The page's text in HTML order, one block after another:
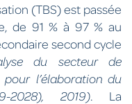
(TBS) est passée
de 91 % à 97 % au
second cycle
du secteur de
l’élaboration du
2028), 2019). La